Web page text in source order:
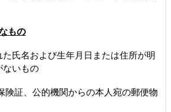
もの
氏名および生年月日または住所が明
ないもの
証、公的機関からの本人宛の郵便物